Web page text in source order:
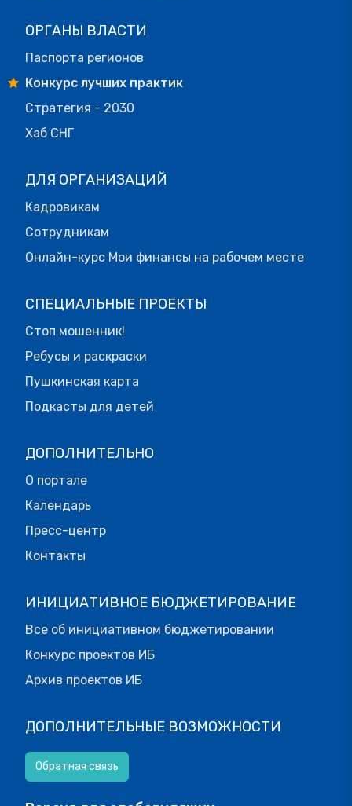
ОРГАНЫ ВЛАСТИ
Паспорта регионов
Конкурс лучших практик
Стратегия - 2030
Хаб СНГ
ДЛЯ ОРГАНИЗАЦИЙ
Кадровикам
Сотрудникам
Онлайн-курс Мои финансы на рабочем месте
СПЕЦИАЛЬНЫЕ ПРОЕКТЫ
Стоп мошенник!
Ребусы и раскраски
Пушкинская карта
Подкасты для детей
ДОПОЛНИТЕЛЬНО
О портале
Календарь
Пресс-центр
Контакты
ИНИЦИАТИВНОЕ БЮДЖЕТИРОВАНИЕ
Все об инициативном бюджетировании
Конкурс проектов ИБ
Архив проектов ИБ
ДОПОЛНИТЕЛЬНЫЕ ВОЗМОЖНОСТИ
Обратная связь